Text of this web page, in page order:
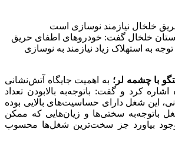
خلخال گفت: خودروهای اطفای حریق
به استهلاک زیاد نیازمند به نوسازی
با چشمه لر؛ به اهمیت جایگاه آتش‌نشانی
کرد و گفت: باتوجه‌به بالابودن تعداد
این شغل دارای حساسیت‌های بالایی بوده
باتوجه‌به سختی‌ها و زیان‌هایی که ممکن
بیاورد جز سخت‌ترین شغل‌ها محسوب